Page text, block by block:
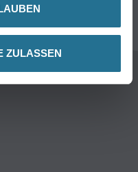
ZULASSEN